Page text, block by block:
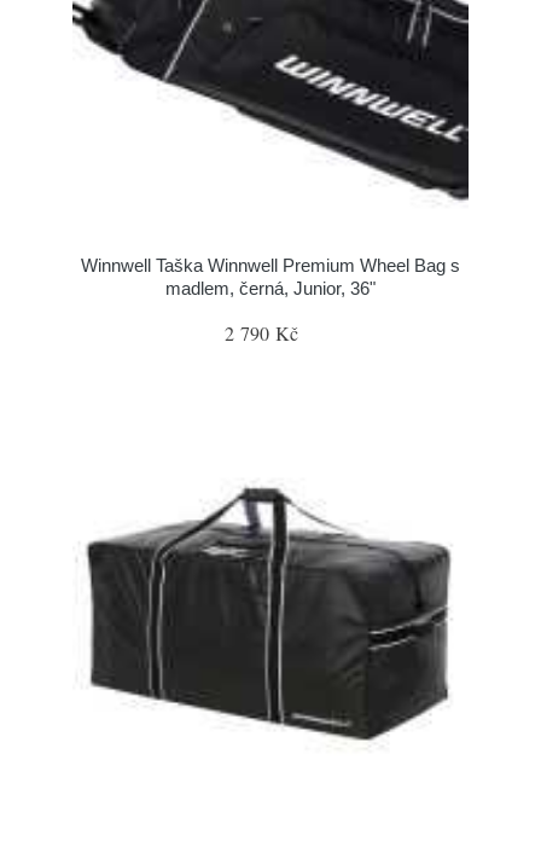
Winnwell Taška Winnwell Premium Wheel Bag s
madlem, černá, Junior, 36"
2 790 Kč